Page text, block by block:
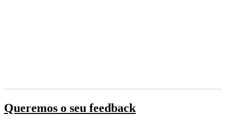
Queremos o seu feedback